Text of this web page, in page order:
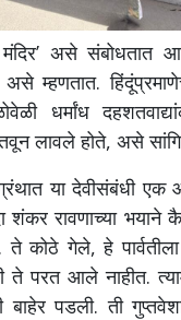
मंदिर’ असे संबोधतात
असे म्हणतात.
धर्मांध
लावले होते, असे
ग्रंथात या देवीसंबंधी
शंकर रावणाच्या भयाने
कोठे गेले, हे
ते परत आले नाहीत.
बाहेर पडली. ती